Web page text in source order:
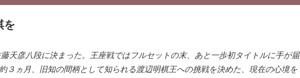
を
天彦八段に決まった。王座戦ではフルセットの末、あと一歩初タイトルに手が届
３ヵ月、旧知の間柄として知られる渡辺明棋王への挑戦を決めた、現在の心境を